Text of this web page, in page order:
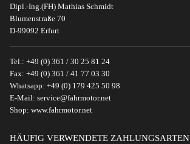
Dipl.-Ing.(FH) Mathias Schmidt
Blumenstraße 70
D-99092 Erfurt
Tel.: +49 (0) 361 / 30 25 81 24
Fax: +49 (0) 361 / 41 77 03 30
Whatsapp: +49 (0) 179 425 50 98
E-Mail: service@fahrmotor.net
Shop: www.fahrmotor.net
HÄUFIG VERWENDETE ZAHLUNGSARTEN